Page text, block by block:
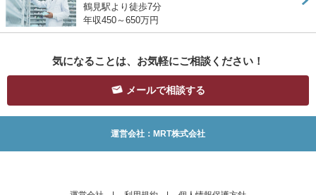
鶴見駅より徒歩7分
年収450～650万円
気になることは、お気軽にご相談ください！
メールで相談する
運営会社：MRT株式会社